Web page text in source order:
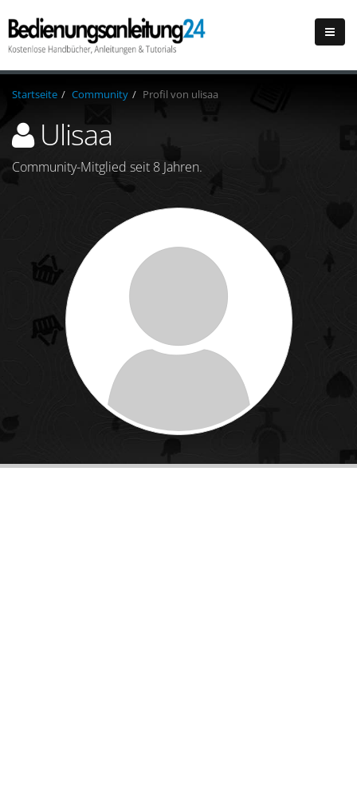
Startseite Community Profil von ulisaa
Ulisaa
Community-Mitglied seit 8 Jahren.